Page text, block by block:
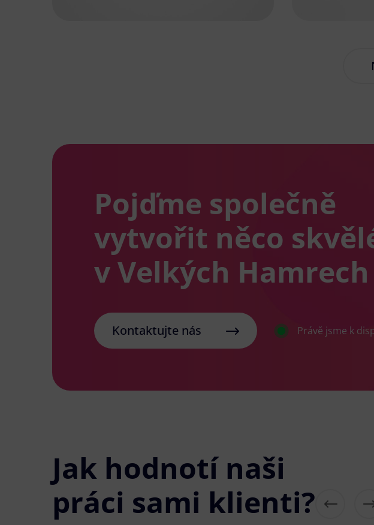
Pojďme společně
vytvořit něco
v Velkých Hamrech
Kontaktujte nás Právě jsme k
Jak hodnotí naši
práci sami klienti?